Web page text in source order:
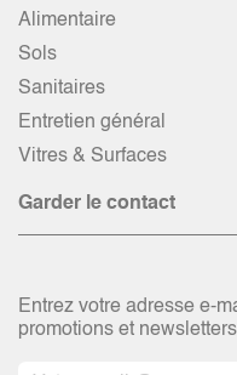
Alimentaire
Sols
Sanitaires
Entretien général
Vitres & Surfaces
Garder le contact
Entrez votre adresse e-
promotions et